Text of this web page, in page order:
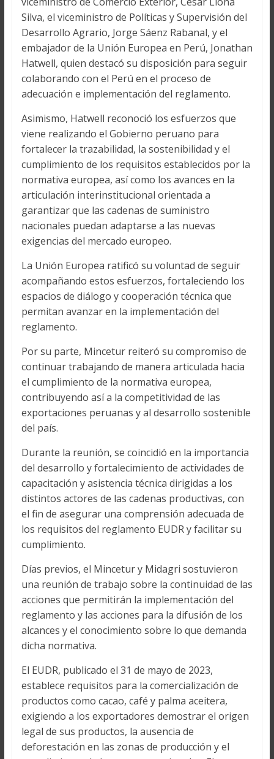
Silva, el viceministro de Políticas y Supervisión del
Desarrollo Agrario, Jorge Sáenz Rabanal, y el
embajador de la Unión Europea en Perú, Jonathan
Hatwell, quien destacó su disposición para seguir
colaborando con el Perú en el proceso de
adecuación e implementación del reglamento.
Asimismo, Hatwell reconoció los esfuerzos que
viene realizando el Gobierno peruano para
fortalecer la trazabilidad, la sostenibilidad y el
cumplimiento de los requisitos establecidos por la
normativa europea, así como los avances en la
articulación interinstitucional orientada a
garantizar que las cadenas de suministro
nacionales puedan adaptarse a las nuevas
exigencias del mercado europeo.
La Unión Europea ratificó su voluntad de seguir
acompañando estos esfuerzos, fortaleciendo los
espacios de diálogo y cooperación técnica que
permitan avanzar en la implementación del
reglamento.
Por su parte, Mincetur reiteró su compromiso de
continuar trabajando de manera articulada hacia
el cumplimiento de la normativa europea,
contribuyendo así a la competitividad de las
exportaciones peruanas y al desarrollo sostenible
del país.
Durante la reunión, se coincidió en la importancia
del desarrollo y fortalecimiento de actividades de
capacitación y asistencia técnica dirigidas a los
distintos actores de las cadenas productivas, con
el fin de asegurar una comprensión adecuada de
los requisitos del reglamento EUDR y facilitar su
cumplimiento.
Días previos, el Mincetur y Midagri sostuvieron
una reunión de trabajo sobre la continuidad de las
acciones que permitirán la implementación del
reglamento y las acciones para la difusión de los
alcances y el conocimiento sobre lo que demanda
dicha normativa.
El EUDR, publicado el 31 de mayo de 2023,
establece requisitos para la comercialización de
productos como cacao, café y palma aceitera,
exigiendo a los exportadores demostrar el origen
legal de sus productos, la ausencia de
deforestación en las zonas de producción y el